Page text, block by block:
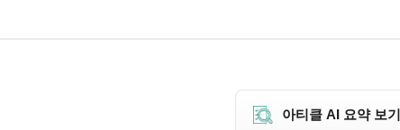
아티클 AI 요약 보기